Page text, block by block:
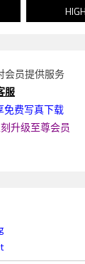
会员提供服务
服
免费写真下载
升级至尊会员